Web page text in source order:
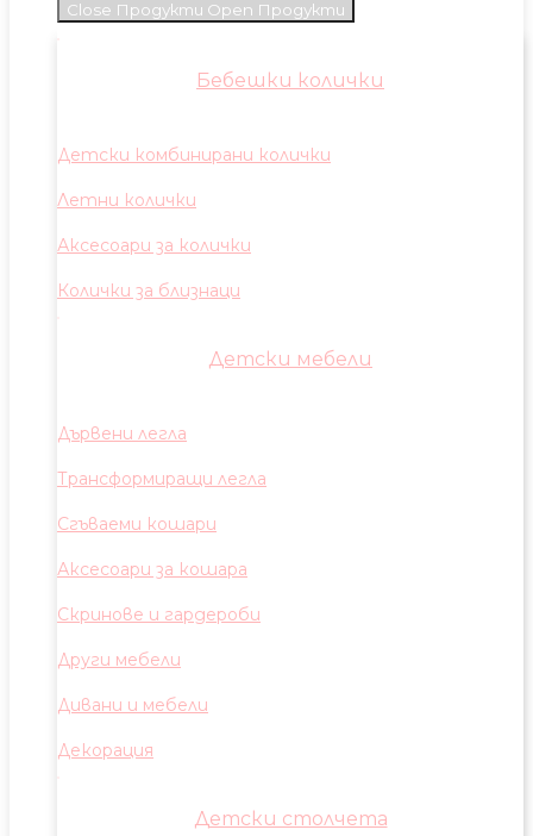
Close Продукти Open Продукти
Бебешки колички
Детски комбинирани колички
Летни колички
Аксесоари за колички
Колички за близнаци
Детски мебели
Дървени легла
Трансформиращи легла
Сгъваеми кошари
Аксесоари за кошара
Скринове и гардероби
Други мебели
Дивани и мебели
Декорация
Детски столчета